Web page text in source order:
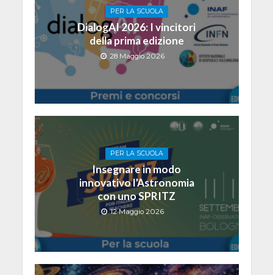
PER LA SCUOLA
DialogAI 2026: I vincitori
della prima edizione
28 Maggio 2026
PER LA SCUOLA
Insegnare in modo
innovativo l’Astronomia
con uno SPRITZ
12 Maggio 2026